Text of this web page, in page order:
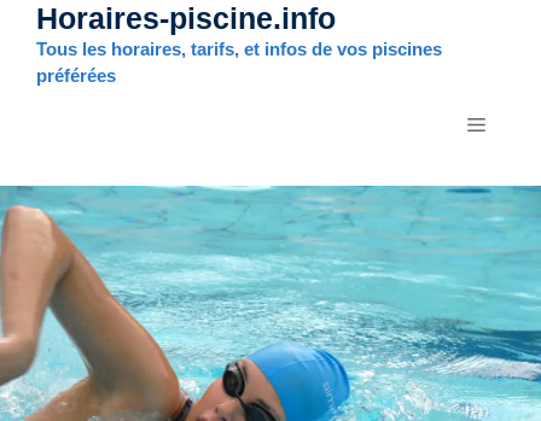
Aller
contenu
Horaires-piscine.info
Tous les horaires, tarifs, et infos de vos piscines
préférées
MENU